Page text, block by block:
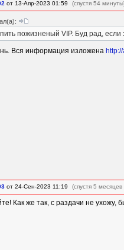
от 13-Апр-2023 01:59 (спустя 54
пожизненый VIP. Буд рад,
Вся информация изложена
от 24-Сен-2023 11:19 (спустя 5
Как же так, с раздачи не